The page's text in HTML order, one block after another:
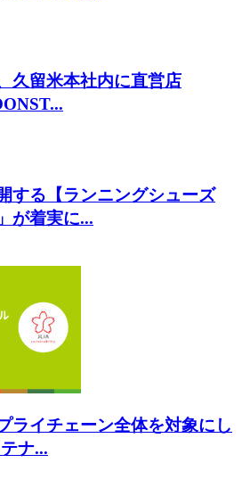
久留米本社内に直営店
する【ランニングシューズ
が着実に...
ライチェーン全体を対象にし
ナ...